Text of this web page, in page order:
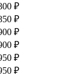
₽
₽
₽
₽
₽
₽